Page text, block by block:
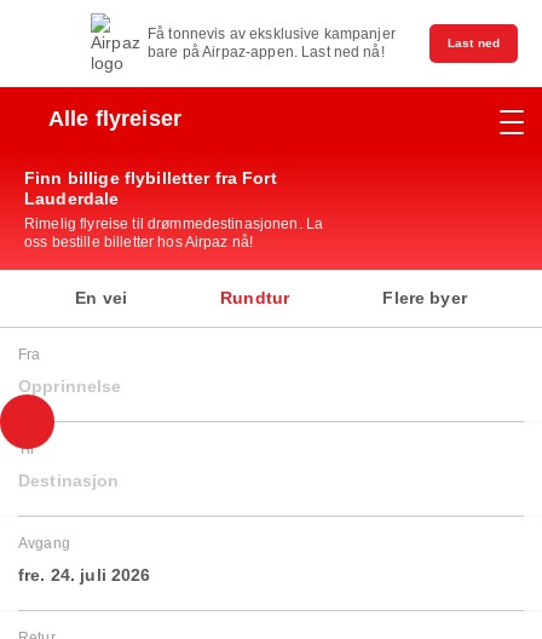
Få tonnevis av eksklusive kampanjer
bare på Airpaz-appen. Last ned nå!
Last ned
Alle flyreiser
Finn billige flybilletter fra Fort
Lauderdale
Rimelig flyreise til drømmedestinasjonen. La
oss bestille billetter hos Airpaz nå!
En vei Rundtur Flere byer
Fra
Opprinnelse
Til
Destinasjon
Avgang
fre. 24. juli 2026